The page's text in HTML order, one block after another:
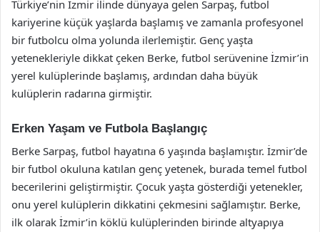
Türkiye’nin İzmir ilinde dünyaya gelen Sarpaş, futbol
kariyerine küçük yaşlarda başlamış ve zamanla profesyonel
bir futbolcu olma yolunda ilerlemiştir. Genç yaşta
yetenekleriyle dikkat çeken Berke, futbol serüvenine İzmir’in
yerel kulüplerinde başlamış, ardından daha büyük
kulüplerin radarına girmiştir.
Erken Yaşam ve Futbola Başlangıç
Berke Sarpaş, futbol hayatına 6 yaşında başlamıştır. İzmir’de
bir futbol okuluna katılan genç yetenek, burada temel futbol
becerilerini geliştirmiştir. Çocuk yaşta gösterdiği yetenekler,
onu yerel kulüplerin dikkatini çekmesini sağlamıştır. Berke,
ilk olarak İzmir’in köklü kulüplerinden birinde altyapıya